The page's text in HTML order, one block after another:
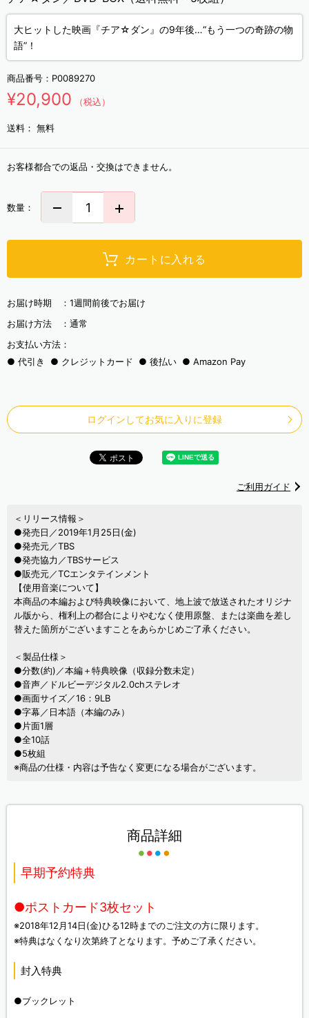
大ヒットした映画『チア☆ダン』の9年後…“もう一つの奇跡の物
語”！
商品番号： P0089270
¥20,900 （税込）
送料： 無料
お客様都合での返品・交換はできません。
数量：
カートに入れる
お届け時期 ： 1週間前後でお届け
お届け方法 ： 通常
お支払い方法：
代引き
クレジットカード 後払い Amazon Pay
ログインしてお気に入りに登録
ご利用ガイド
＜リリース情報＞
●発売日／2019年1月25日(金)
●発売元／TBS
●発売協力／TBSサービス
●販売元／TCエンタテインメント
【使用音楽について】
本商品の本編および特典映像において、地上波で放送されたオリジナ
ル版から、権利上の都合によりやむなく使用原盤、または楽曲を差し
替えた箇所がございますことをあらかじめご了承ください。
＜製品仕様＞
●分数(約)／本編＋特典映像（収録分数未定）
●音声／ドルビーデジタル2.0chステレオ
●画面サイズ／16：9LB
●字幕／日本語（本編のみ）
●片面1層
●全10話
●5枚組
※商品の仕様・内容は予告なく変更になる場合がございます。
商品詳細
早期予約特典
●ポストカード3枚セット
※2018年12月14日(金)ひる12時までのご注文の方に限ります。
※特典はなくなり次第終了となります。予めご了承ください。
封入特典
●ブックレット